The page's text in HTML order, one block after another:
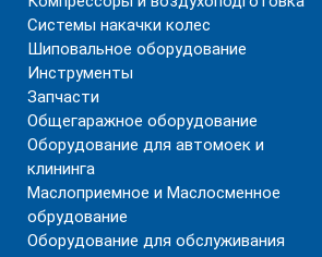
Системы накачки колес
Шиповальное оборудование
Инструменты
Запчасти
Общегаражное оборудование
Оборудование для автомоек и
клининга
Маслоприемное и Маслосменное
обрудование
Оборудование для обслуживания